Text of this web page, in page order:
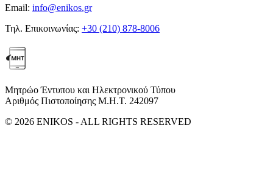
Email: info@enikos.gr
Τηλ. Επικοινωνίας: +30 (210) 878-8006
Μητρώο Έντυπου και Ηλεκτρονικού Τύπου
Αριθμός Πιστοποίησης Μ.Η.Τ. 242097
© 2026 ENIKOS - ALL RIGHTS RESERVED